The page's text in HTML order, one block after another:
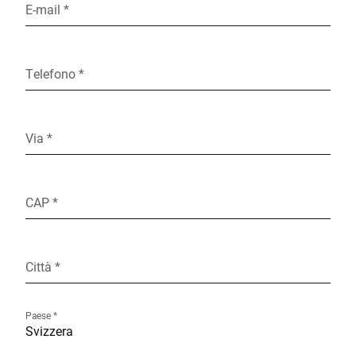
E-mail *
Telefono *
Via *
CAP *
Città *
Paese *